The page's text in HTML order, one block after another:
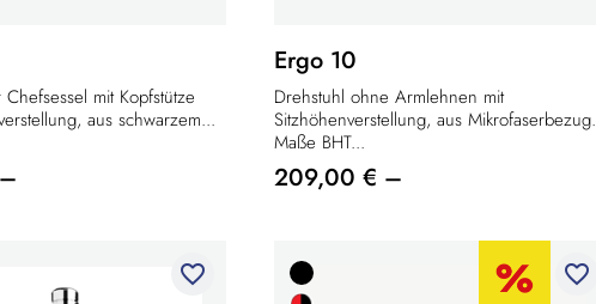
mit Kopfstütze
aus schwarzem...
Ergo 10
Drehstuhl ohne Armlehnen mit
Sitzhöhenverstellung, aus Mikrofaserbezug.
Maße BHT...
209,00 € –
favorite_border favorite_border